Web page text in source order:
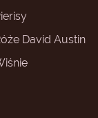
David Austin